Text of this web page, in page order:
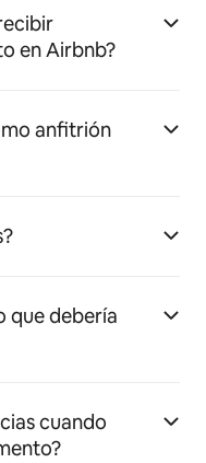
en Airbnb?
anfitrión
que debería
cuando